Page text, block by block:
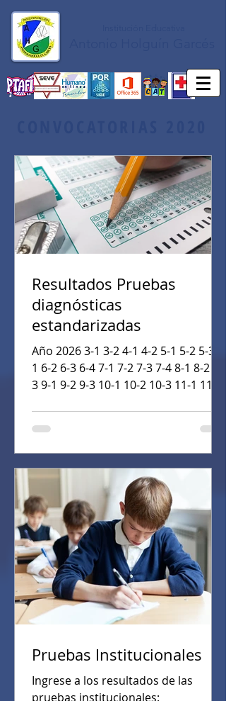
Resultados Pruebas
diagnósticas
estandarizadas
Año 2026 3-1 3-2 4-1 4-2 5-1 5-2 5-3 6-
1 6-2 6-3 6-4 7-1 7-2 7-3 7-4 8-1 8-2 8-
3 9-1 9-2 9-3 10-1 10-2 10-3 11-1 11-2
Pruebas Institucionales
Ingrese a los resultados de las
pruebas institucionales: